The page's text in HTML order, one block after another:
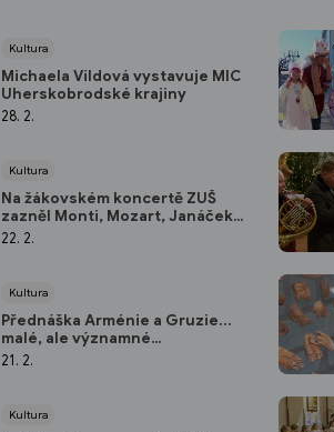
Kultura
Michaela Vildová vystavuje MIC
Uherskobrodské krajiny
28. 2.
Kultura
Na žákovském koncertě ZUŠ
zazněl Monti, Mozart, Janáček
nebo Bach
22. 2.
Kultura
Přednáška Arménie a Gruzie...
malé, ale významné
zakavkazské země
21. 2.
Kultura